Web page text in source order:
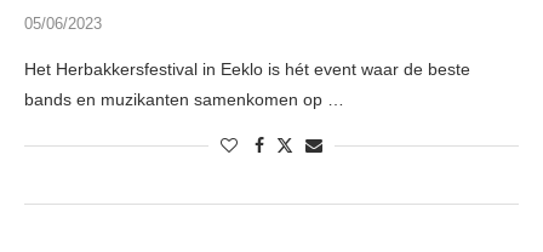
05/06/2023
Het Herbakkersfestival in Eeklo is hét event waar de beste
bands en muzikanten samenkomen op …